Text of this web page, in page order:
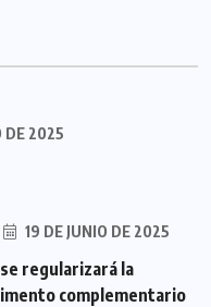
DE 2025
19 DE JUNIO DE 2025
regularizará la
complementario